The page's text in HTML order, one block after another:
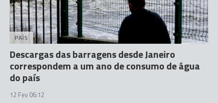
PAÍS
Descargas das barragens desde Janeiro
correspondem a um ano de consumo de água
do país
12 Fev 06:12